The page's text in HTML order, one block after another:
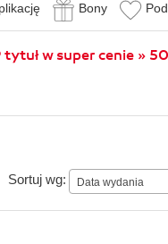
Bony
tytuł w super cenie »
Sortuj wg: Data wydania
Data wydania